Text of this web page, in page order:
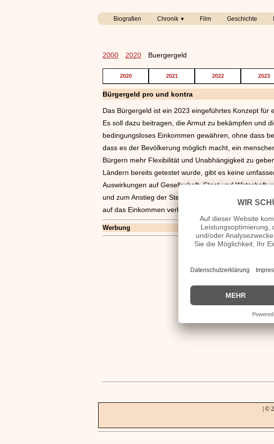
Biografien Chronik Film Geschichte
2000 2020 Buergergeld
2020 2021 2022 2023
Bürgergeld pro und kontra
Das Bürgergeld ist ein 2023 eingeführtes Konzept für
Es soll dazu beitragen, die Armut zu bekämpfen und
bedingungsloses Einkommen gewähren, ohne dass
dass es der Bevölkerung möglich macht, ein
Bürgern mehr Flexibilität und Unabhängigkeit zu
Ländern bereits getestet wurde, gibt es keine
Auswirkungen auf Gesellschaft, Staat und Wirtschaft
und zum Anstieg der Steuern führen würde. Zudem
auf das Einkommen verlassen.
Werbung
| ©